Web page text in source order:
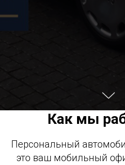
Как мы
Персональный
это ваш мобильный